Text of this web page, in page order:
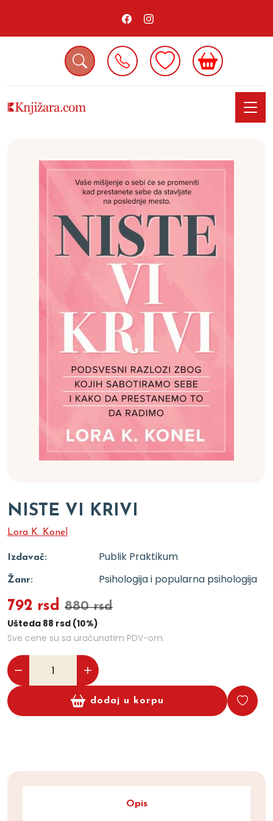
NISTE VI KRIVI
Lora K. Konel
Izdavač: Publik Praktikum
Žanr: Psihologija i popularna psihologija
792 rsd 880 rsd
Ušteda 88 rsd (10%)
Sve cene su sa uračunatim PDV-om.
dodaj u korpu
Opis